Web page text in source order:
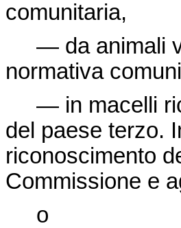
comunitaria,
— da animali
normativa
— in macelli
del paese terzo.
riconoscimento
Commissione e
o